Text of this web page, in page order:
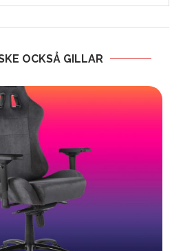
OCKSÅ GILLAR